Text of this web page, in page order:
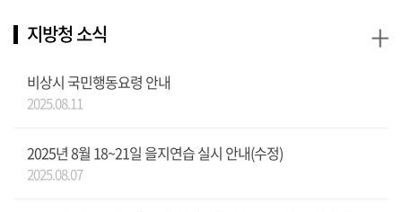
지방청 소식
비상시 국민행동요령 안내
2025.08.11
2025년 8월 18~21일 을지연습 실시 안내(수정)
2025.08.07
+